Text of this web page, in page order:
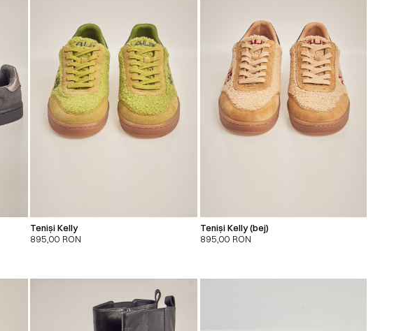
Teniși Kelly
895,00 RON
Teniși Kelly (bej)
895,00 RON